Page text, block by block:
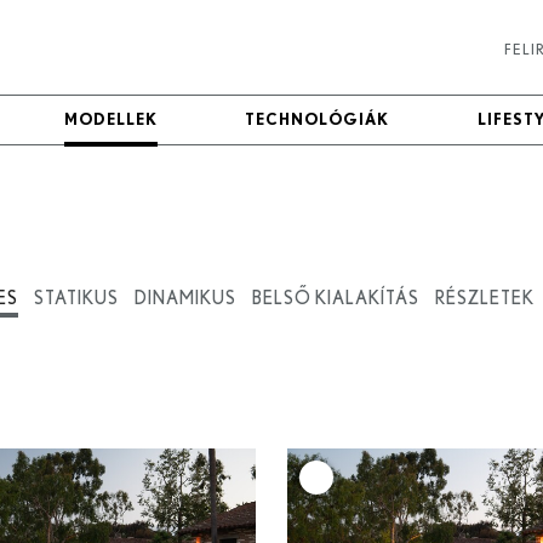
MODELLEK TECHNOLÓGIÁK
MODELLEK TECHNOLÓGIÁK
STATIKUS DINAMIKUS BELSŐ KIALAKÍTÁS RÉSZLETEK